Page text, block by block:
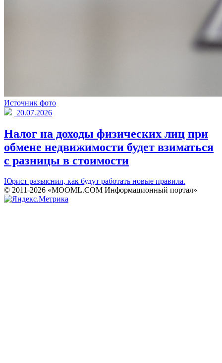
Источник фото
20.07.2026
Налог на доходы физических лиц при
обмене недвижимости будет взиматься
с разницы в стоимости
Юрист разъяснил, как будут работать новые правила.
© 2011-2026 «MOOML.COM Информационный портал»